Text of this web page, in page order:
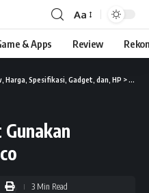
Aa
& Apps Review
Harga, Spesifikasi, Gadget, dan, HP > News
3 Min Read